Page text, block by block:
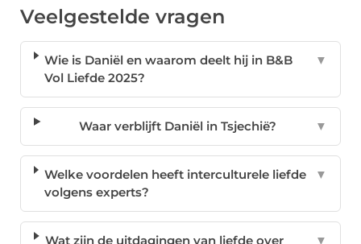
Veelgestelde vragen
Wie is Daniël en waarom deelt hij in B&B
Vol Liefde 2025?
▼
Waar verblijft Daniël in Tsjechië? ▼
Welke voordelen heeft interculturele liefde
volgens experts?
▼
Wat zijn de uitdagingen van liefde over ▼